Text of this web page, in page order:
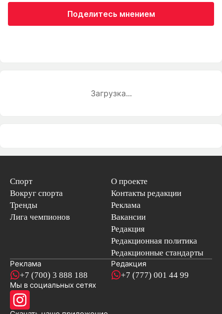
Поделитесь мнением
Загрузка...
Спорт
Вокруг спорта
Тренды
Лига чемпионов
О проекте
Контакты редакции
Реклама
Вакансии
Редакция
Редакционная политика
Редакционные стандарты
Реклама
+7 (700) 3 888 188
Редакция
+7 (777) 001 44 99
Мы в социальных сетях